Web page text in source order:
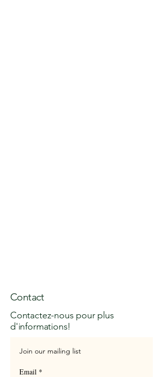
Contact
Contactez-nous pour plus
d'informations!
Join our mailing list
Email *